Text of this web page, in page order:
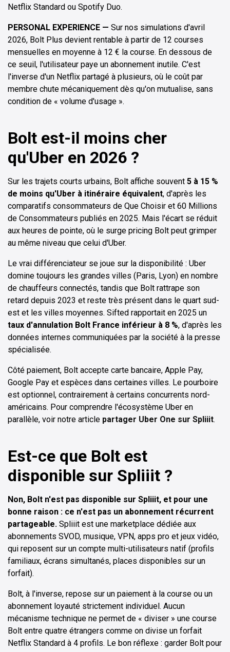
Netflix Standard ou Spotify Duo.
PERSONAL EXPERIENCE — Sur nos simulations d'avril
2026, Bolt Plus devient rentable à partir de 12 courses
mensuelles en moyenne à 12 € la course. En dessous de
ce seuil, l'utilisateur paye un abonnement inutile. C'est
l'inverse d'un Netflix partagé à plusieurs, où le coût par
membre chute mécaniquement dès qu'on mutualise, sans
condition de « volume d'usage ».
Bolt est-il moins cher
qu'Uber en 2026 ?
Sur les trajets courts urbains, Bolt affiche souvent 5 à 15 %
de moins qu'Uber à itinéraire équivalent, d'après les
comparatifs consommateurs de Que Choisir et 60 Millions
de Consommateurs publiés en 2025. Mais l'écart se réduit
aux heures de pointe, où le surge pricing Bolt peut grimper
au même niveau que celui d'Uber.
Le vrai différenciateur se joue sur la disponibilité : Uber
domine toujours les grandes villes (Paris, Lyon) en nombre
de chauffeurs connectés, tandis que Bolt rattrape son
retard depuis 2023 et reste très présent dans le quart sud-
est et les villes moyennes. Sifted rapportait en 2025 un
taux d'annulation Bolt France inférieur à 8 %, d'après les
données internes communiquées par la société à la presse
spécialisée.
Côté paiement, Bolt accepte carte bancaire, Apple Pay,
Google Pay et espèces dans certaines villes. Le pourboire
est optionnel, contrairement à certains concurrents nord-
américains. Pour comprendre l'écosystème Uber en
parallèle, voir notre article partager Uber One sur Spliiit.
Est-ce que Bolt est
disponible sur Spliiit ?
Non, Bolt n'est pas disponible sur Spliiit, et pour une
bonne raison : ce n'est pas un abonnement récurrent
partageable. Spliiit est une marketplace dédiée aux
abonnements SVOD, musique, VPN, apps pro et jeux vidéo,
qui reposent sur un compte multi-utilisateurs natif (profils
familiaux, écrans simultanés, places disponibles sur un
forfait).
Bolt, à l'inverse, repose sur un paiement à la course ou un
abonnement loyauté strictement individuel. Aucun
mécanisme technique ne permet de « diviser » une course
Bolt entre quatre étrangers comme on divise un forfait
Netflix Standard à 4 profils. Le bon réflexe : garder Bolt pour